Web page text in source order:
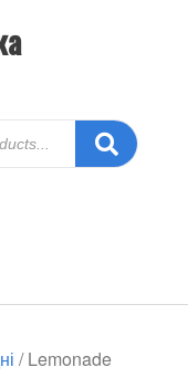
/ Lemonade